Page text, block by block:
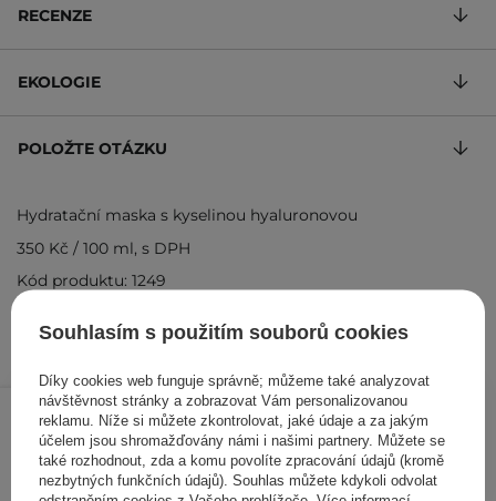
70 Kč /ks
PŘIDAT DO KOŠÍKU
RECENZE
EKOLOGIE
POLOŽTE OTÁZKU
Hydratační maska ​​s kyselinou hyaluronovou
350 Kč / 100 ml, s DPH
Kód produktu: 1249
Souhlasím s použitím souborů cookies
Díky cookies web funguje správně; můžeme také analyzovat
návštěvnost stránky a zobrazovat Vám personalizovanou
reklamu. Níže si můžete zkontrolovat, jaké údaje a za jakým
účelem jsou shromažďovány námi i našimi partnery. Můžete se
také rozhodnout, zda a komu povolíte zpracování údajů (kromě
nezbytných funkčních údajů). Souhlas můžete kdykoli odvolat